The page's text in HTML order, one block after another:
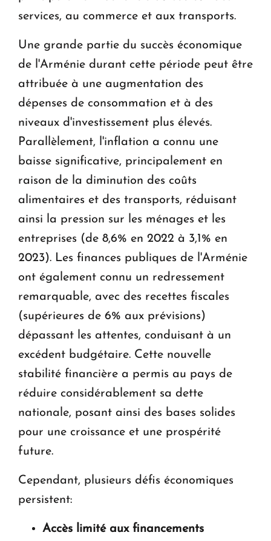
services, au commerce et aux transports.
Une grande partie du succès économique
de l'Arménie durant cette période peut être
attribuée à une augmentation des
dépenses de consommation et à des
niveaux d'investissement plus élevés.
Parallèlement, l'inflation a connu une
baisse significative, principalement en
raison de la diminution des coûts
alimentaires et des transports, réduisant
ainsi la pression sur les ménages et les
entreprises (de 8,6% en 2022 à 3,1% en
2023). Les finances publiques de l'Arménie
ont également connu un redressement
remarquable, avec des recettes fiscales
(supérieures de 6% aux prévisions)
dépassant les attentes, conduisant à un
excédent budgétaire. Cette nouvelle
stabilité financière a permis au pays de
réduire considérablement sa dette
nationale, posant ainsi des bases solides
pour une croissance et une prospérité
future.
Cependant, plusieurs défis économiques
persistent:
Accès limité aux financements